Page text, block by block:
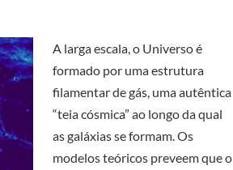
A larga escala, o Universo é
formado por uma estrutura
filamentar de gás, uma autêntica
“teia cósmica” ao longo da qual
as galáxias se formam. Os
modelos teóricos preveem que o